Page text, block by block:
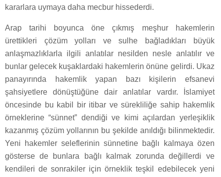
kararlara uymaya daha mecbur hissederdi.
Arap tarihi boyunca öne çıkmış meşhur hakemlerin
ürettikleri çözüm yolları ve sulhe bağladıkları büyük
anlaşmazlıklarla ilgili anlatılar nesilden nesle anlatılır ve
bunlar gelecek kuşaklardaki hakemlerin önüne gelirdi. Ukaz
panayırında hakemlik yapan bazı kişilerin efsanevi
şahsiyetlere dönüştüğüne dair anlatılar vardır. İslamiyet
öncesinde bu kabil bir itibar ve sürekliliğe sahip hakemlik
örneklerine “sünnet” dendiği ve kimi açılardan yerleşiklik
kazanmış çözüm yollarının bu şekilde anıldığı bilinmektedir.
Yeni hakemler seleflerinin sünnetine bağlı kalmaya özen
gösterse de bunlara bağlı kalmak zorunda değillerdi ve
kendileri de sonrakiler için örneklik teşkil edebilecek yeni